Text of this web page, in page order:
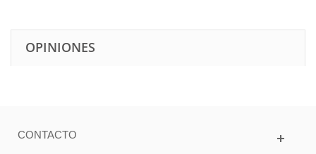
OPINIONES
CONTACTO